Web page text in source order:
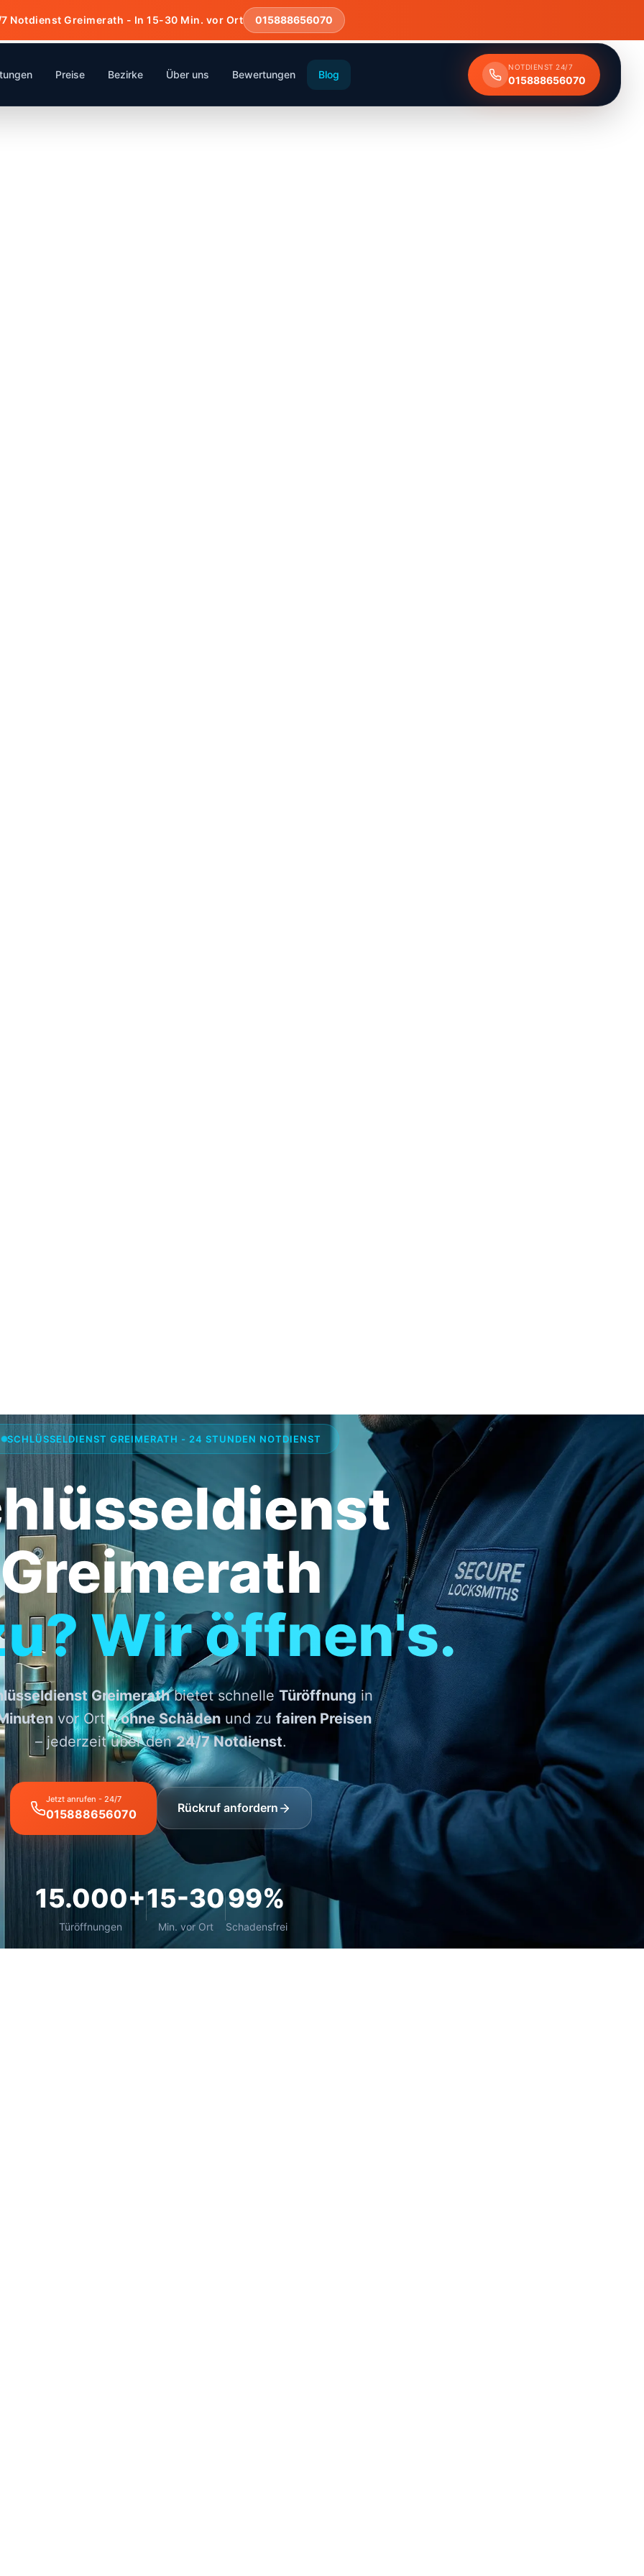
Notdienst Greimerath - In 15-30 Min. vor Ort 015888656070
Preise Bezirke Über uns Bewertungen Blog
NOTDIENST 24/7
015888656070
SCHLÜSSELDIENST GREIMERATH - 24 STUNDEN NOTDIENST
Greimerath
Wir öffnen's.
Greimerathbietet schnelle Türöffnung in
vor Ort –ohne Schäden und zu fairen Preisen
– jederzeit über den24/7 Notdienst.
Jetzt anrufen - 24/7
015888656070 Rückruf anfordern
15.000+
Türöffnungen
15-30
Min. vor Ort
99%
Schadensfrei